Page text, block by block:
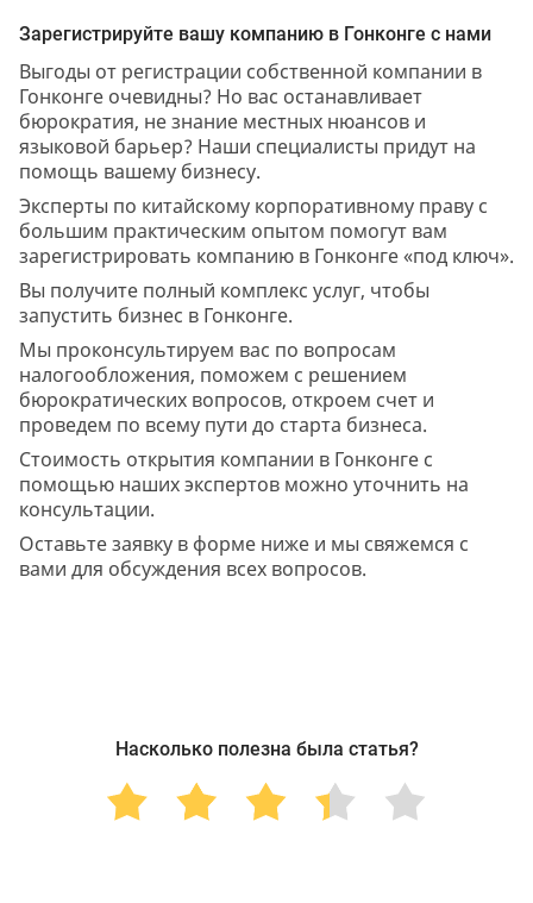
Зарегистрируйте вашу компанию в Гонконге с нами
Выгоды от регистрации собственной компании в
Гонконге очевидны? Но вас останавливает
бюрократия, не знание местных нюансов и
языковой барьер? Наши специалисты придут на
помощь вашему бизнесу.
Эксперты по китайскому корпоративному праву с
большим практическим опытом помогут вам
зарегистрировать компанию в Гонконге «под ключ».
Вы получите полный комплекс услуг, чтобы
запустить бизнес в Гонконге.
Мы проконсультируем вас по вопросам
налогообложения, поможем с решением
бюрократических вопросов, откроем счет и
проведем по всему пути до старта бизнеса.
Стоимость открытия компании в Гонконге с
помощью наших экспертов можно уточнить на
консультации.
Оставьте заявку в форме ниже и мы свяжемся с
вами для обсуждения всех вопросов.
Насколько полезна была статья?